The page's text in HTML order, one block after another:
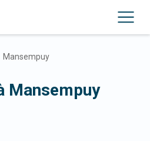
Mansempuy
Mansempuy